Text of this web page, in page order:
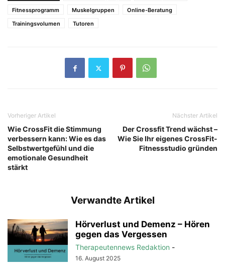
Fitnessprogramm
Muskelgruppen
Online-Beratung
Trainingsvolumen
Tutoren
Vorheriger Artikel
Wie CrossFit die Stimmung
verbessern kann: Wie es das
Selbstwertgefühl und die
emotionale Gesundheit
stärkt
Nächster Artikel
Der Crossfit Trend wächst –
Wie Sie Ihr eigenes CrossFit-
Fitnessstudio gründen
Verwandte Artikel
Hörverlust und Demenz – Hören
gegen das Vergessen
Therapeutennews Redaktion -
16. August 2025